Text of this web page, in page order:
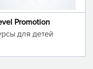
Promotion
для детей